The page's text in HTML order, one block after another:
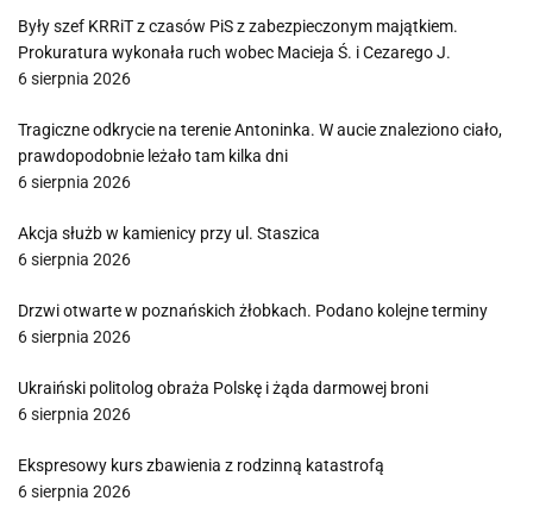
Były szef KRRiT z czasów PiS z zabezpieczonym majątkiem.
Prokuratura wykonała ruch wobec Macieja Ś. i Cezarego J.
6 sierpnia 2026
Tragiczne odkrycie na terenie Antoninka. W aucie znaleziono ciało,
prawdopodobnie leżało tam kilka dni
6 sierpnia 2026
Akcja służb w kamienicy przy ul. Staszica
6 sierpnia 2026
Drzwi otwarte w poznańskich żłobkach. Podano kolejne terminy
6 sierpnia 2026
Ukraiński politolog obraża Polskę i żąda darmowej broni
6 sierpnia 2026
Ekspresowy kurs zbawienia z rodzinną katastrofą
6 sierpnia 2026